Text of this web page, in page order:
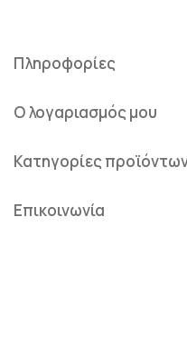
Πληροφορίες
Ο λογαριασμός μου
Κατηγορίες
Επικοινωνία